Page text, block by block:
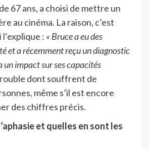
67 ans, a choisi de mettre un
au cinéma. La raison, c’est
: « Bruce a eu des
et a récemment reçu un diagnostic
un impact sur ses capacités
dont souffrent de
même s’il est encore
des chiffres précis.
et quelles en sont les